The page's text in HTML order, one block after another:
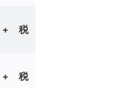
+ 税
税